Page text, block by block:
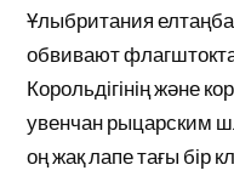
Ұлыбритания
обвивают
Корольдігінің және
увенчан рыцарским
оң жақ лапе тағы бір